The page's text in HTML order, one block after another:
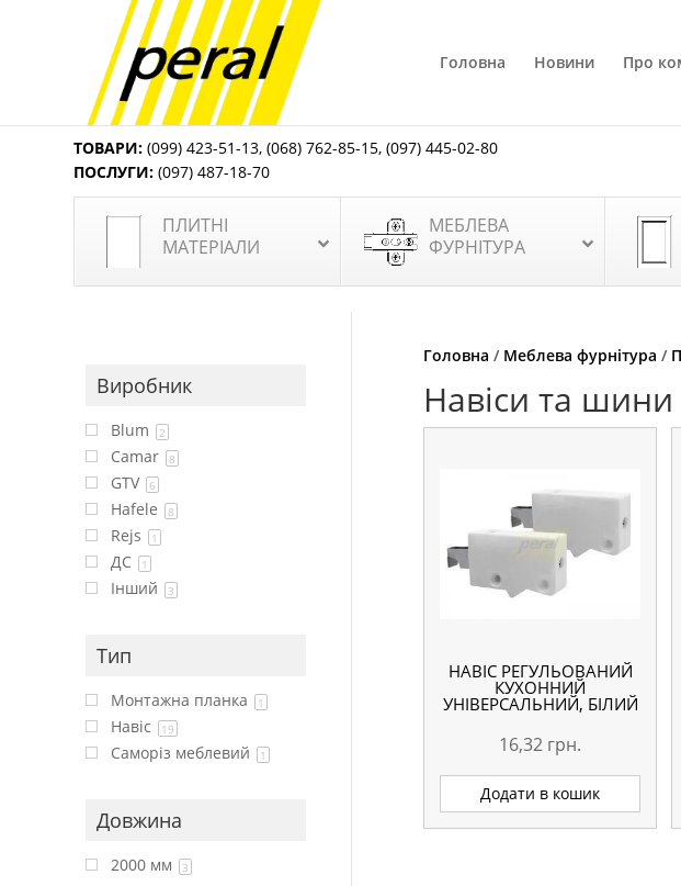
Головна Новини Про
ТОВАРИ: (099) 423-51-13,(068) 762-85-15,(097) 445-02-80
ПОСЛУГИ: (097) 487-18-70
ПЛИТНІ
МАТЕРІАЛИ
МЕБЛЕВА
ФУРНІТУРА
Головна / Меблева фурнітура /
Навіси та шини
НАВІС РЕГУЛЬОВАНИЙ
КУХОННИЙ
УНІВЕРСАЛЬНИЙ, БІЛИЙ
16,32 грн.
Додати в кошик
Виробник
Blum 2
Camar 8
GTV 6
Hafele 8
Rejs 1
ДС 1
Інший 3
Тип
Монтажна планка 1
Навіс 19
Саморіз меблевий 1
Довжина
2000 мм 3